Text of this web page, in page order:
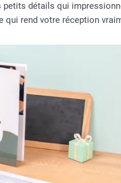
détails qui
qui rend votre réception